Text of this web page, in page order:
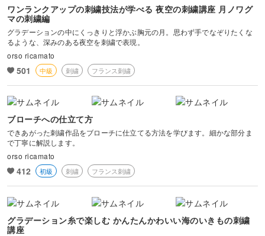
ワンランクアップの刺繍技法が学べる 夜空の刺繍講座 月ノワグ
マの刺繍編
グラデーションの中にくっきりと浮かぶ胸元の月。思わず手でなぞりたくな
るような、深みのある夜空を刺繍で表現。
orso ricamato
501 中級 刺繍 フランス刺繍
ブローチへの仕立て方
できあがった刺繍作品をブローチに仕立てる方法を学びます。細かな部分ま
で丁寧に解説します。
orso ricamato
412 初級 刺繍 フランス刺繍
グラデーション糸で楽しむ かんたんかわいい海のいきもの刺繍
講座